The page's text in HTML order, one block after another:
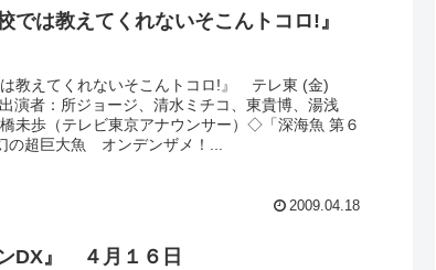
校では教えてくれないそこんトコロ!』
は教えてくれないそこんトコロ!』 テレ東 (金)
演者：所ジョージ、清水ミチコ、東貴博、湯浅
未歩（テレビ東京アナウンサー）◇「深海魚 第６
の超巨大魚 オンデンザメ！...
2009.04.18
ンDX』 ４月１６日